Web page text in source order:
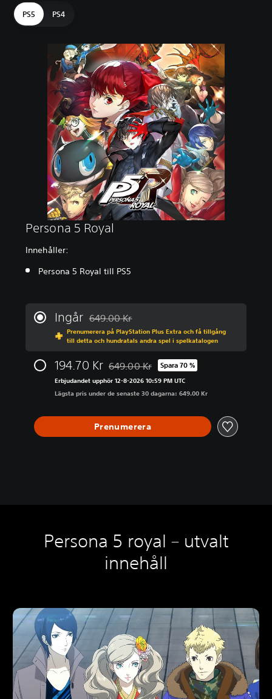
PS5 PS4
Persona 5 Royal
Innehåller:
Persona 5 Royal till PS5
Ingår Nedsatt från ursprungspriset på 649.00 Kr
649.00 Kr
Prenumerera på PlayStation Plus Extra och få tillgång
till detta och hundratals andra spel i spelkatalogen
194.70 Kr Nedsatt från ursprungspriset på 649.00
649.00 Kr Spara 70 %
Erbjudandet upphör 12-8-2026 10:59 PM UTC
Lägsta pris under de senaste 30 dagarna: 649.00 Kr
Prenumerera
Persona 5 royal – utvalt
innehåll